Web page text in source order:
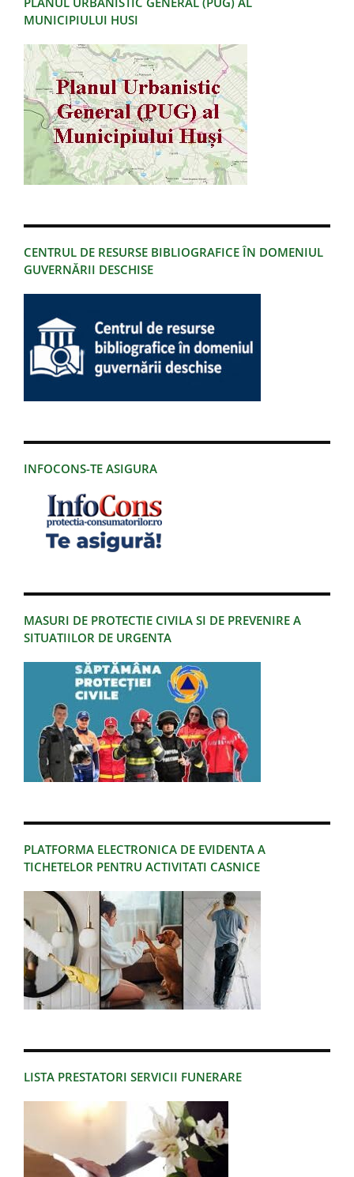
MUNICIPIULUI HUSI
CENTRUL DE RESURSE BIBLIOGRAFICE ÎN DOMENIUL
GUVERNĂRII DESCHISE
INFOCONS-TE ASIGURA
MASURI DE PROTECTIE CIVILA SI DE PREVENIRE A
SITUATIILOR DE URGENTA
PLATFORMA ELECTRONICA DE EVIDENTA A
TICHETELOR PENTRU ACTIVITATI CASNICE
LISTA PRESTATORI SERVICII FUNERARE